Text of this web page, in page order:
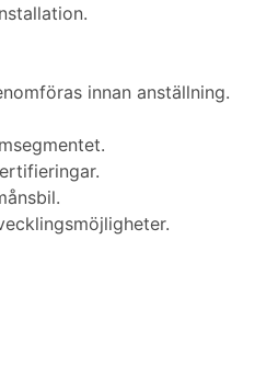
innan anställning.